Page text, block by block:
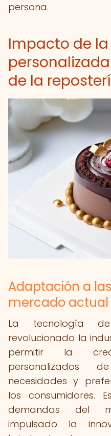
persona.
Impacto de
de la
Adaptación a
mercado actual
La tecnología
revolucionado la
permitir la
necesidades y
los consumidores.
demandas del
impulsado la